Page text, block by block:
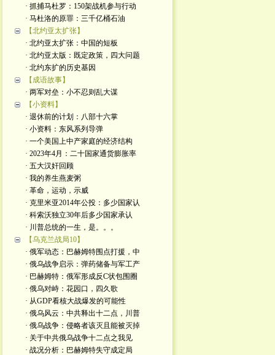
· 抓捕马杜罗：150架战机参与行动
· 马杜洛的原罪：三千亿桶石油
【北约亚太扩张】
· 北约亚太扩张：中国的短板
· 北约亚太版：既定政策，四大问题
· 北约东扩的历史基因
【成语故事】
· 两军对垒：小不忍则乱大谋
【小资料】
· 退休前的计划：八部十六掌
· 小资料：东风系列导弹
· 一个美国上中产家庭的经济结构
· 2023年4月：二十国家通货膨胀率
· 五大汉奸回顾
· 我的养生燕麦粥
· 革命，运动，示威
· 克里米亚2014年公投：多少国家认
· 科索沃独立30年后多少国家承认
· 川普总统的一生，是。。。
【乌克兰战局10】
· 俄军动态：巴赫姆特围点打援，中
· 俄乌战争启示：弹药储备与军工产
· 巴赫姆特：俄军形成反C状包围圈
· 俄乌对峙：花园口，四久歌
· 从GDP看核大战爆发的可能性
· 俄乌风云：中共释出十二点，川普
· 俄乌战争：侵略者该灭且能被灭掉
· 关于中共俄乌战争十二点之我见
· 战况分析：巴赫姆特失守成定局